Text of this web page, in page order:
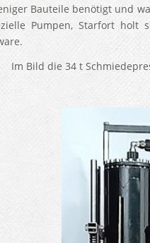
Bauteile benötigt und
Pumpen, Starfort holt
von